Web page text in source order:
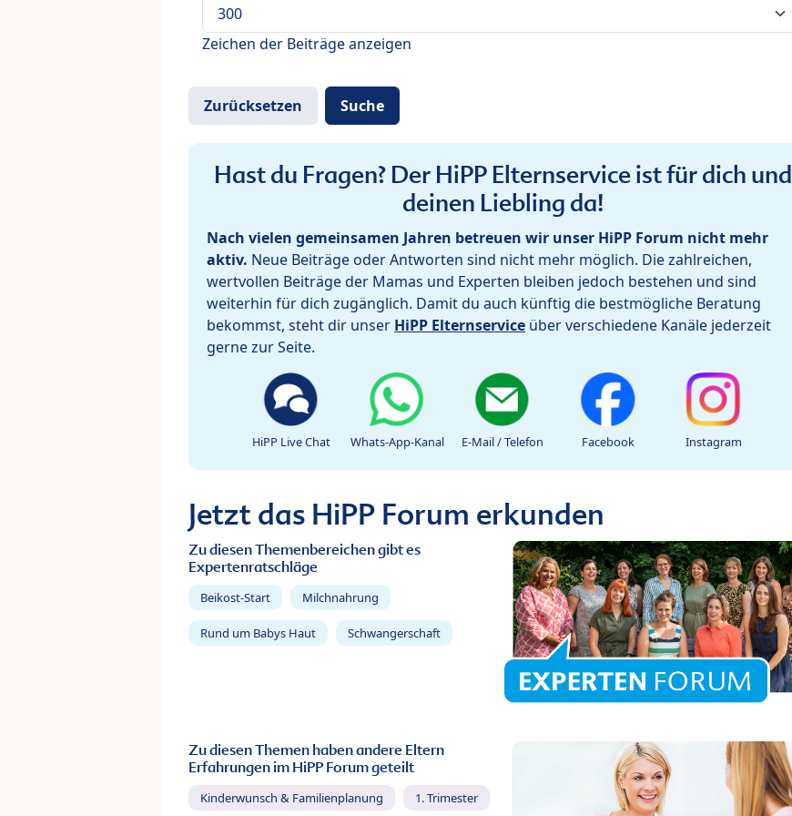
Zeichen der Beiträge anzeigen
Hast du Fragen? Der HiPP Elternservice ist für dich und
deinen Liebling da!
Nach vielen gemeinsamen Jahren betreuen wir unser HiPP Forum nicht mehr
aktiv. Neue Beiträge oder Antworten sind nicht mehr möglich. Die zahlreichen,
wertvollen Beiträge der Mamas und Experten bleiben jedoch bestehen und sind
weiterhin für dich zugänglich. Damit du auch künftig die bestmögliche Beratung
bekommst, steht dir unser HiPP Elternservice über verschiedene Kanäle jederzeit
gerne zur Seite.
HiPP Live Chat Whats-App-Kanal E-Mail / Telefon Facebook Instagram
Jetzt das HiPP Forum erkunden
Zu diesen Themenbereichen gibt es
Expertenratschläge
Beikost-Start Milchnahrung
Rund um Babys Haut Schwangerschaft
Zu diesen Themen haben andere Eltern
Erfahrungen im HiPP Forum geteilt
Kinderwunsch & Familienplanung 1. Trimester